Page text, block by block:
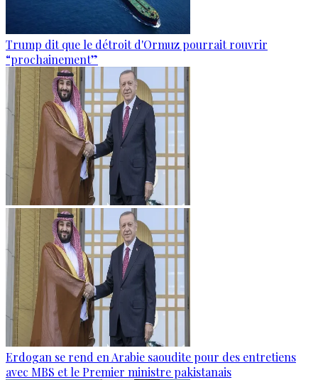
Trump dit que le détroit d'Ormuz pourrait rouvrir
“prochainement”
Erdogan se rend en Arabie saoudite pour des entretiens
avec MBS et le Premier ministre pakistanais